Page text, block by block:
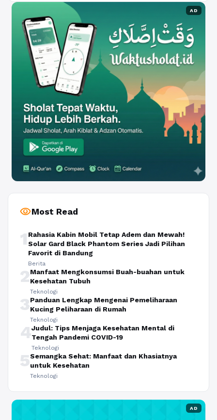
AD
visibilityMost Read
1 Rahasia Kabin Mobil Tetap Adem dan Mewah!
Solar Gard Black Phantom Series Jadi Pilihan
Favorit di Bandung
Berita
2Manfaat Mengkonsumsi Buah-buahan untuk
Kesehatan Tubuh
Teknologi
3Panduan Lengkap Mengenai Pemeliharaan
Kucing Peliharaan di Rumah
Teknologi
4Judul: Tips Menjaga Kesehatan Mental di
Tengah Pandemi COVID-19
Teknologi
5Semangka Sehat: Manfaat dan Khasiatnya
untuk Kesehatan
Teknologi
AD